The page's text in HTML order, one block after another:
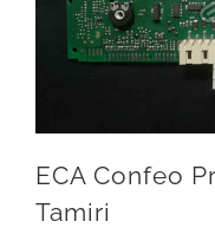
ECA Confeo
Tamiri